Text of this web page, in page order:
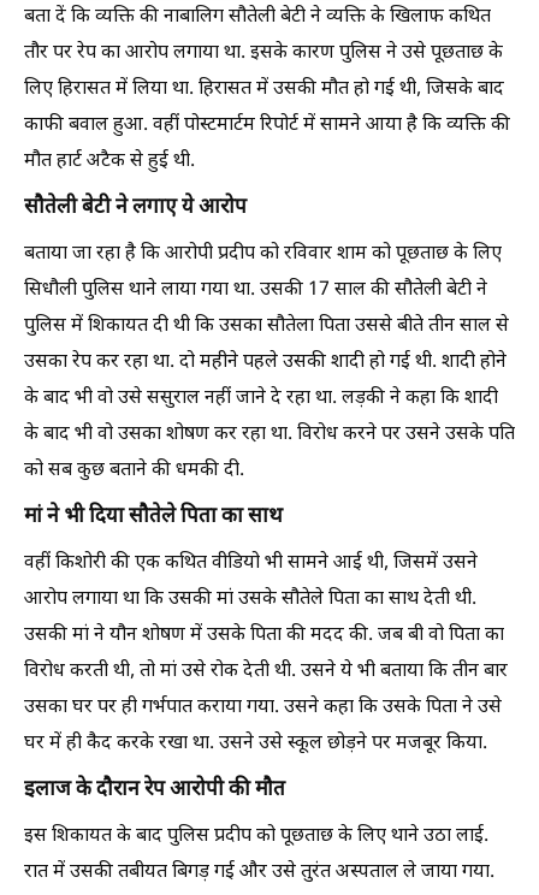
बता दें कि व्यक्ति की नाबालिग सौतेली बेटी ने व्यक्ति के खिलाफ कथित
तौर पर रेप का आरोप लगाया था. इसके कारण पुलिस ने उसे पूछताछ के
लिए हिरासत में लिया था. हिरासत में उसकी मौत हो गई थी, जिसके बाद
काफी बवाल हुआ. वहीं पोस्टमार्टम रिपोर्ट में सामने आया है कि व्यक्ति की
मौत हार्ट अटैक से हुई थी.
सौतेली बेटी ने लगाए ये आरोप
बताया जा रहा है कि आरोपी प्रदीप को रविवार शाम को पूछताछ के लिए
सिधौली पुलिस थाने लाया गया था. उसकी 17 साल की सौतेली बेटी ने
पुलिस में शिकायत दी थी कि उसका सौतेला पिता उससे बीते तीन साल से
उसका रेप कर रहा था. दो महीने पहले उसकी शादी हो गई थी. शादी होने
के बाद भी वो उसे ससुराल नहीं जाने दे रहा था. लड़की ने कहा कि शादी
के बाद भी वो उसका शोषण कर रहा था. विरोध करने पर उसने उसके पति
को सब कुछ बताने की धमकी दी.
मां ने भी दिया सौतेले पिता का साथ
वहीं किशोरी की एक कथित वीडियो भी सामने आई थी, जिसमें उसने
आरोप लगाया था कि उसकी मां उसके सौतेले पिता का साथ देती थी.
उसकी मां ने यौन शोषण में उसके पिता की मदद की. जब बी वो पिता का
विरोध करती थी, तो मां उसे रोक देती थी. उसने ये भी बताया कि तीन बार
उसका घर पर ही गर्भपात कराया गया. उसने कहा कि उसके पिता ने उसे
घर में ही कैद करके रखा था. उसने उसे स्कूल छोड़ने पर मजबूर किया.
इलाज के दौरान रेप आरोपी की मौत
इस शिकायत के बाद पुलिस प्रदीप को पूछताछ के लिए थाने उठा लाई.
रात में उसकी तबीयत बिगड़ गई और उसे तुरंत अस्पताल ले जाया गया.